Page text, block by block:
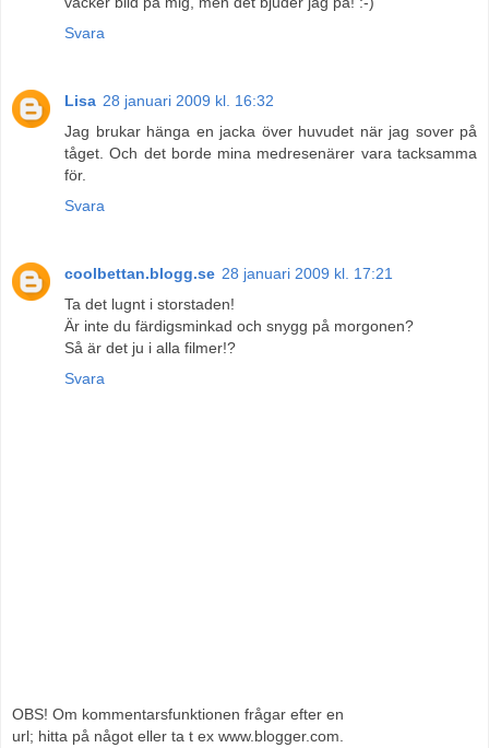
Svara
Lisa 28 januari 2009 kl. 16:32
Jag brukar hänga en jacka över huvudet när jag sover på
tåget. Och det borde mina medresenärer vara tacksamma
för.
Svara
coolbettan.blogg.se 28 januari 2009 kl. 17:21
Ta det lugnt i storstaden!
Är inte du färdigsminkad och snygg på morgonen?
Så är det ju i alla filmer!?
Svara
OBS! Om kommentarsfunktionen frågar efter en
url; hitta på något eller ta t ex www.blogger.com.